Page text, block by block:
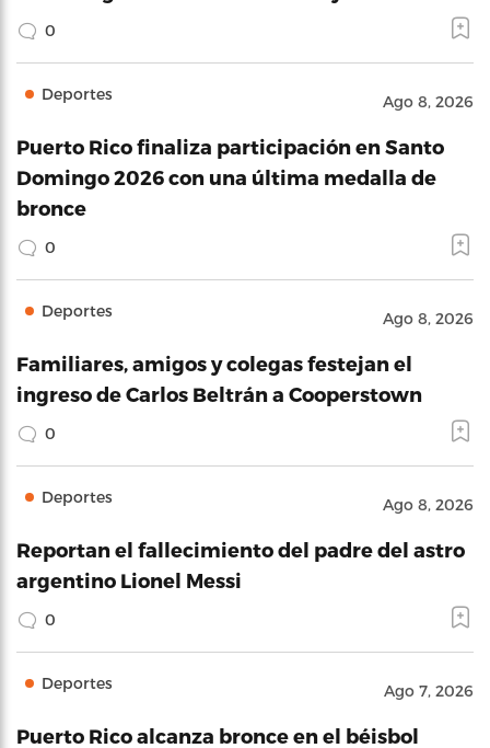
0
Deportes Ago 8, 2026
Puerto Rico finaliza participación en Santo
Domingo 2026 con una última medalla de
bronce
0
Deportes Ago 8, 2026
Familiares, amigos y colegas festejan el
ingreso de Carlos Beltrán a Cooperstown
0
Deportes Ago 8, 2026
Reportan el fallecimiento del padre del astro
argentino Lionel Messi
0
Deportes Ago 7, 2026
Puerto Rico alcanza bronce en el béisbol